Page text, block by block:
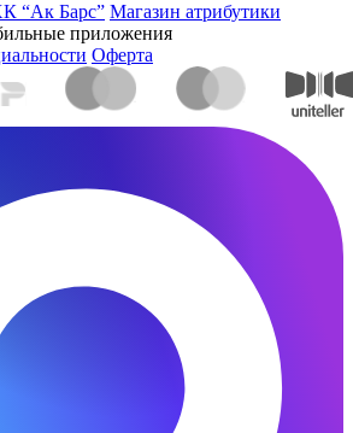
“Ак Барс” Магазин атрибутики
приложения
Оферта